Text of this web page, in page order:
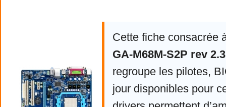
Cette fiche consacrée
GA-M68M-S2P rev
regroupe les pilotes,
jour disponibles pour